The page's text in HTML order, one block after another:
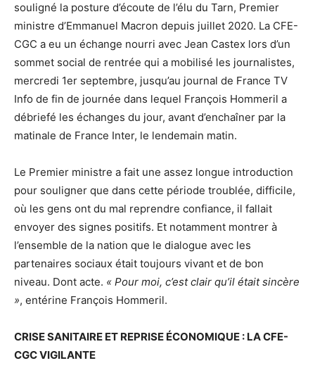
souligné la posture d’écoute de l’élu du Tarn, Premier
ministre d’Emmanuel Macron depuis juillet 2020. La CFE-
CGC a eu un échange nourri avec Jean Castex lors d’un
sommet social de rentrée qui a mobilisé les journalistes,
mercredi 1er septembre, jusqu’au journal de France TV
Info de fin de journée dans lequel François Hommeril a
débriefé les échanges du jour, avant d’enchaîner par la
matinale de France Inter, le lendemain matin.
Le Premier ministre a fait une assez longue introduction
pour souligner que dans cette période troublée, difficile,
où les gens ont du mal reprendre confiance, il fallait
envoyer des signes positifs. Et notamment montrer à
l’ensemble de la nation que le dialogue avec les
partenaires sociaux était toujours vivant et de bon
niveau. Dont acte. « Pour moi, c’est clair qu’il était sincère
», entérine François Hommeril.
CRISE SANITAIRE ET REPRISE ÉCONOMIQUE : LA CFE-
CGC VIGILANTE